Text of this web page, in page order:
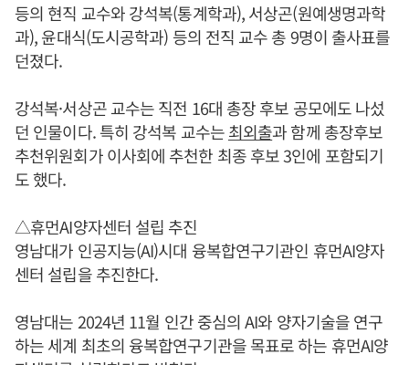
등의 현직 교수와 강석복(통계학과), 서상곤(원예생명과학
과), 윤대식(도시공학과) 등의 전직 교수 총 9명이 출사표를
던졌다.
강석복·서상곤 교수는 직전 16대 총장 후보 공모에도 나섰
던 인물이다. 특히 강석복 교수는최외출과 함께 총장후보
추천위원회가 이사회에 추천한 최종 후보 3인에 포함되기
도 했다.
△휴먼AI양자센터 설립 추진
영남대가 인공지능(AI)시대 융복합연구기관인 휴먼AI양자
센터 설립을 추진한다.
영남대는 2024년 11월 인간 중심의 AI와 양자기술을 연구
하는 세계 최초의 융복합연구기관을 목표로 하는 휴먼AI양